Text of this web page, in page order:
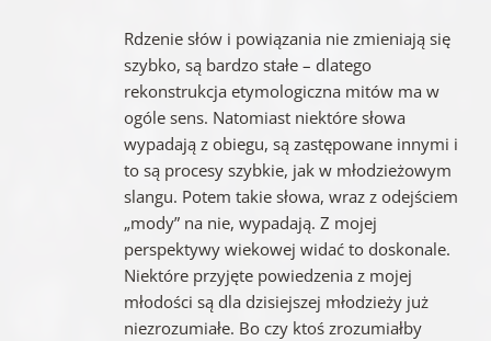
Rdzenie słów i powiązania nie zmieniają się
szybko, są bardzo stałe – dlatego
rekonstrukcja etymologiczna mitów ma w
ogóle sens. Natomiast niektóre słowa
wypadają z obiegu, są zastępowane innymi i
to są procesy szybkie, jak w młodzieżowym
slangu. Potem takie słowa, wraz z odejściem
„mody” na nie, wypadają. Z mojej
perspektywy wiekowej widać to doskonale.
Niektóre przyjęte powiedzenia z mojej
młodości są dla dzisiejszej młodzieży już
niezrozumiałe. Bo czy ktoś zrozumiałby